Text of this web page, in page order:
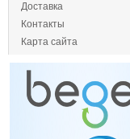
Доставка
Контакты
Карта сайта